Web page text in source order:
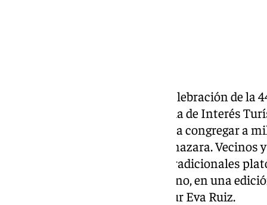
La lluvia no logró empañar la celebración de la
una cita gastronómica declarada de Interés
Provincial de Málaga que volvió a congregar a
Constitución y el llano de la Almazara.
folclore local y degustaron los tradicionales
ensalada arriera y vino del terreno, en una
con la presentadora de Canal Sur Eva Ruiz.